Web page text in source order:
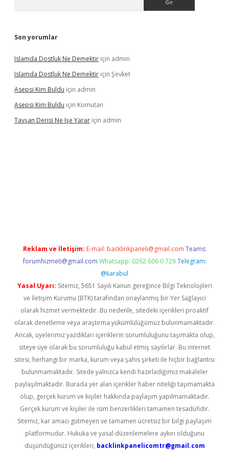
Son yorumlar
Islamda Dostluk Ne Demektir için admin
Islamda Dostluk Ne Demektir için Şevket
Asepsi Kim Buldu için admin
Asepsi Kim Buldu için Komutan
Tavşan Derisi Ne Işe Yarar için admin
Reklam ve İletişim: E-mail: backlinkpaneli@gmail.com Teams:
forumhizmeti@gmail.com Whatsapp: 0262 606 0 726 Telegram:
@karabul
Yasal Uyarı: Sitemiz, 5651 Sayılı Kanun gereğince Bilgi Teknolojileri
ve İletişim Kurumu (BTK) tarafından onaylanmış bir Yer Sağlayıcı
olarak hizmet vermektedir. Bu nedenle, sitedeki içerikleri proaktif
olarak denetleme veya araştırma yükümlülüğümüz bulunmamaktadır.
Ancak, üyelerimiz yazdıkları içeriklerin sorumluluğunu taşımakta olup,
siteye üye olarak bu sorumluluğu kabul etmiş sayılırlar. Bu internet
sitesi, herhangi bir marka, kurum veya şahıs şirketi ile hiçbir bağlantısı
bulunmamaktadır. Sitede yalnızca kendi hazırladığımız makaleler
paylaşılmaktadır. Burada yer alan içerikler haber niteliği taşımamakta
olup, gerçek kurum ve kişiler hakkında paylaşım yapılmamaktadır.
Gerçek kurum ve kişiler ile isim benzerlikleri tamamen tesadüfidir.
Sitemiz, kar amacı gütmeyen ve tamamen ücretsiz bir bilgi paylaşım
platformudur. Hukuka ve yasal düzenlemelere aykırı olduğunu
düşündüğünüz içerikleri, backlinkpanelicomtr@gmail.com